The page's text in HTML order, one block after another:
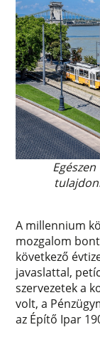
A millennium
mozgalom
következő
javaslattal,
szervezetek a
volt, a
az Építő Ipar